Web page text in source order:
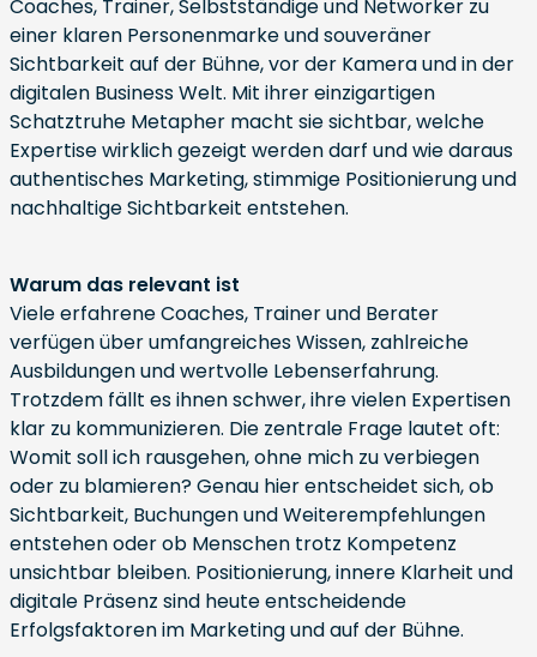
Coaches, Trainer, Selbstständige und Networker zu
einer klaren Personenmarke und souveräner
Sichtbarkeit auf der Bühne, vor der Kamera und in der
digitalen Business Welt. Mit ihrer einzigartigen
Schatztruhe Metapher macht sie sichtbar, welche
Expertise wirklich gezeigt werden darf und wie daraus
authentisches Marketing, stimmige Positionierung und
nachhaltige Sichtbarkeit entstehen.
Warum das relevant ist
Viele erfahrene Coaches, Trainer und Berater
verfügen über umfangreiches Wissen, zahlreiche
Ausbildungen und wertvolle Lebenserfahrung.
Trotzdem fällt es ihnen schwer, ihre vielen Expertisen
klar zu kommunizieren. Die zentrale Frage lautet oft:
Womit soll ich rausgehen, ohne mich zu verbiegen
oder zu blamieren? Genau hier entscheidet sich, ob
Sichtbarkeit, Buchungen und Weiterempfehlungen
entstehen oder ob Menschen trotz Kompetenz
unsichtbar bleiben. Positionierung, innere Klarheit und
digitale Präsenz sind heute entscheidende
Erfolgsfaktoren im Marketing und auf der Bühne.